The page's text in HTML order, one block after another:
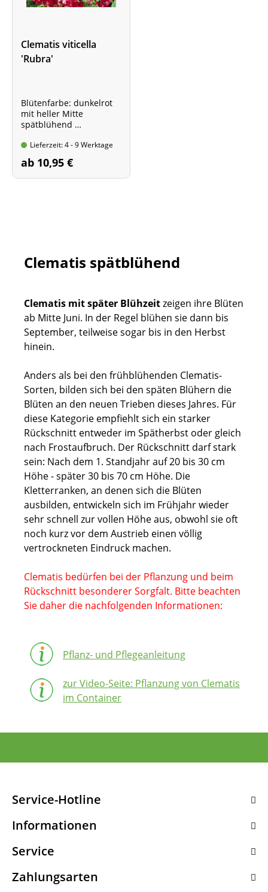
Clematis viticella
'Rubra'
Blütenfarbe: dunkelrot
mit heller Mitte
spätblühend
Im Topf, 60- 100 cm hoch
Lieferzeit: 4 - 9 Werktage
ab 10,95 €
Clematis spätblühend
Clematis mit später Blühzeitzeigen ihre Blüten
ab Mitte Juni. In der Regel blühen sie dann bis
September, teilweise sogar bis in den Herbst
hinein.
Anders als bei den frühblühenden Clematis-
Sorten, bilden sich bei den späten Blühern die
Blüten an den neuen Trieben dieses Jahres. Für
diese Kategorie empfiehlt sich ein starker
Rückschnitt entweder im Spätherbst oder gleich
nach Frostaufbruch. Der Rückschnitt darf stark
sein: Nach dem 1. Standjahr auf 20 bis 30 cm
Höhe - später 30 bis 70 cm Höhe. Die
Kletterranken, an denen sich die Blüten
ausbilden, entwickeln sich im Frühjahr wieder
sehr schnell zur vollen Höhe aus, obwohl sie oft
noch kurz vor dem Austrieb einen völlig
vertrockneten Eindruck machen.
Clematis bedürfen bei der Pflanzung und beim
Rückschnitt besonderer Sorgfalt. Bitte beachten
Sie daher die nachfolgenden Informationen:
Pflanz- und Pflegeanleitung
zur Video-Seite: Pflanzung von Clematis
im Container
Service-Hotline
Informationen
Service
Zahlungsarten